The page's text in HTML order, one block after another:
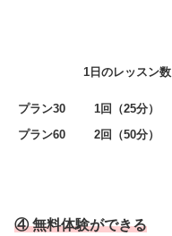
1日のレッスン数
プラン30 1回（25分）
プラン60
2回（50分）
④ 無料体験ができる